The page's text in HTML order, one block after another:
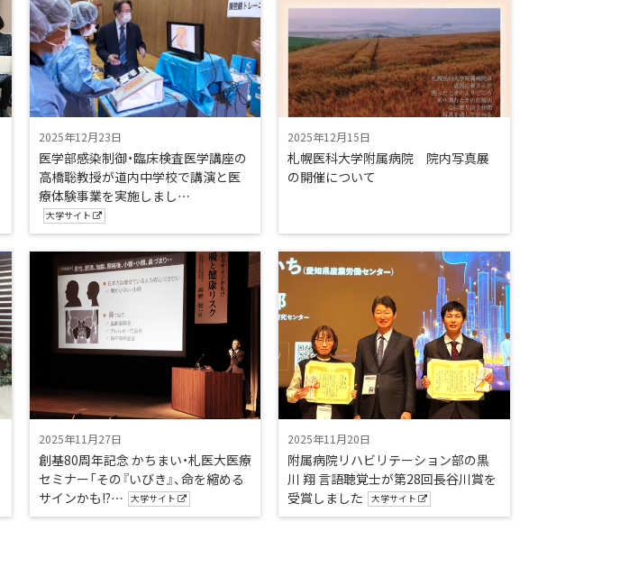
2025年12月23日
医学部感染制御・臨床検査医学講座の
高橋聡教授が道内中学校で講演と医
療体験事業を実施しまし…
大学サイト
2025年12月15日
札幌医科大学附属病院 院内写真展
の開催について
2025年11月27日
創基80周年記念 かちまい・札医大医療
セミナー「その『いびき』、命を縮める
サインかも!?…
大学サイト
2025年11月20日
附属病院リハビリテーション部の黒
川 翔 言語聴覚士が第28回長谷川賞を
受賞しました
大学サイト